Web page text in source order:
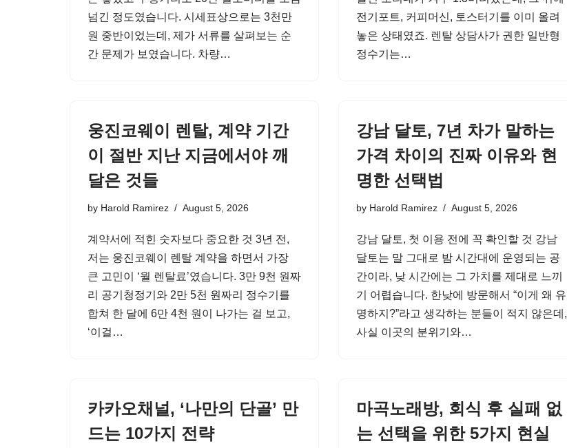
넘긴 정도였습니다. 시세표상으로는 3천만
원 중반이었는데, 제가 서류를 살펴보는 순
간 문제가 보였습니다. 차량…
전기포트, 커피머신, 토스터기를 이미 올려
놓은 상태였죠. 렌탈 상담사가 권한 일반형
정수기는…
웅진코웨이 렌탈, 계약 기간
이 절반 지난 지금에서야 깨
달은 것들
by Harold Ramirez August 5, 2026
계약서에 적힌 숫자보다 중요한 것 3년 전,
저는 웅진코웨이 렌탈 계약을 하면서 가장
큰 고민이 ‘월 렌탈료’였습니다. 3만 9천 원짜
리 공기청정기와 2만 5천 원짜리 정수기를
합쳐 한 달에 6만 4천 원이 나가는 걸 보고,
‘이걸…
강남 달토, 7년 차가 말하는
가격 차이의 진짜 이유와 현
명한 선택법
by Harold Ramirez August 5, 2026
강남 달토, 첫 이용 전에 꼭 확인할 것 강남
달토는 말 그대로 밤 시간대에 운영되는 공
간이라, 낮 시간에는 그 가치를 제대로 느끼
기 어렵습니다. 한낮에 방문해서 “이게 왜 유
명하지?”라고 생각하는 분들이 적지 않은데,
사실 이곳의 분위기와…
카카오채널, ‘나만의 단골’ 만
드는 10가지 전략
마곡노래방, 회식 후 실패 없
는 선택을 위한 5가지 현실